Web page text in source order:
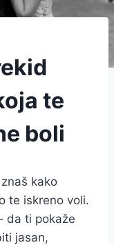
te
boli
kako
te iskreno voli.
da ti pokaže
jasan,